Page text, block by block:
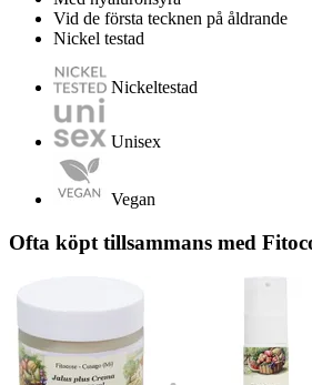
Vid de första tecknen på åldrande
Nickel testad
Nickeltestad
Unisex
Vegan
Ofta köpt tillsammans med